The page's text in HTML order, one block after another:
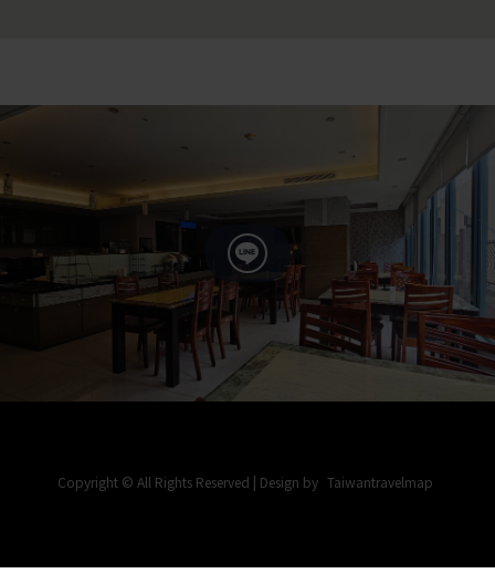
Copyright © All Rights Reserved | Design by Taiwantravelmap